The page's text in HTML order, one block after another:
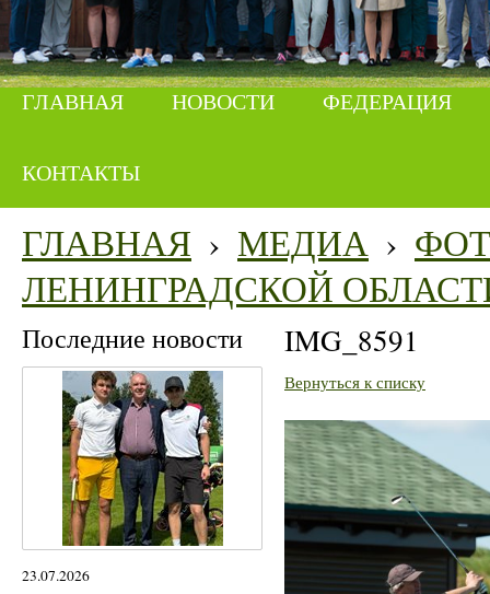
ГЛАВНАЯ НОВОСТИ ФЕДЕРАЦИЯ
КОНТАКТЫ
ГЛАВНАЯ › МЕДИА ›
ЛЕНИНГРАДСКОЙ
Последние новости
23.07.2026
IMG_8591
Вернуться к списку